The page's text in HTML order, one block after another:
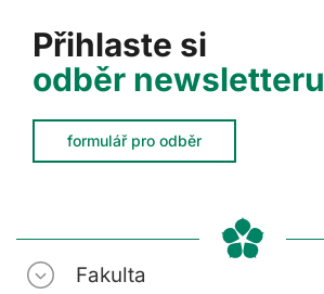
Přihlaste si
odběr newsletteru
formulář pro odběr
Fakulta